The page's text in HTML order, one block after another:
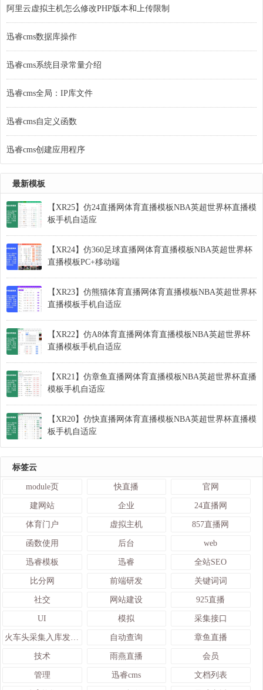
阿里云虚拟主机怎么修改PHP版本和上传限制
迅睿cms数据库操作
迅睿cms系统目录常量介绍
迅睿cms全局：IP库文件
迅睿cms自定义函数
迅睿cms创建应用程序
最新模板
【XR25】仿24直播网体育直播模板NBA英超世界杯直播模
板手机自适应
【XR24】仿360足球直播网体育直播模板NBA英超世界杯
直播模板PC+移动端
【XR23】仿熊猫体育直播网体育直播模板NBA英超世界杯
直播模板手机自适应
【XR22】仿A8体育直播网体育直播模板NBA英超世界杯
直播模板手机自适应
【XR21】仿章鱼直播网体育直播模板NBA英超世界杯直播
模板手机自适应
【XR20】仿快直播网体育直播模板NBA英超世界杯直播模
板手机自适应
标签云
module页 快直播 官网
建网站 企业 24直播网
体育门户 虚拟主机 857直播网
函数使用 后台 web
迅睿模板 迅睿 全站SEO
比分网 前端研发 关键词词
社交 网站建设 925直播
UI 模拟 采集接口
火车头采集入库发布接口 自动查询 章鱼直播
技术 雨燕直播 会员
管理 迅睿cms 文档列表